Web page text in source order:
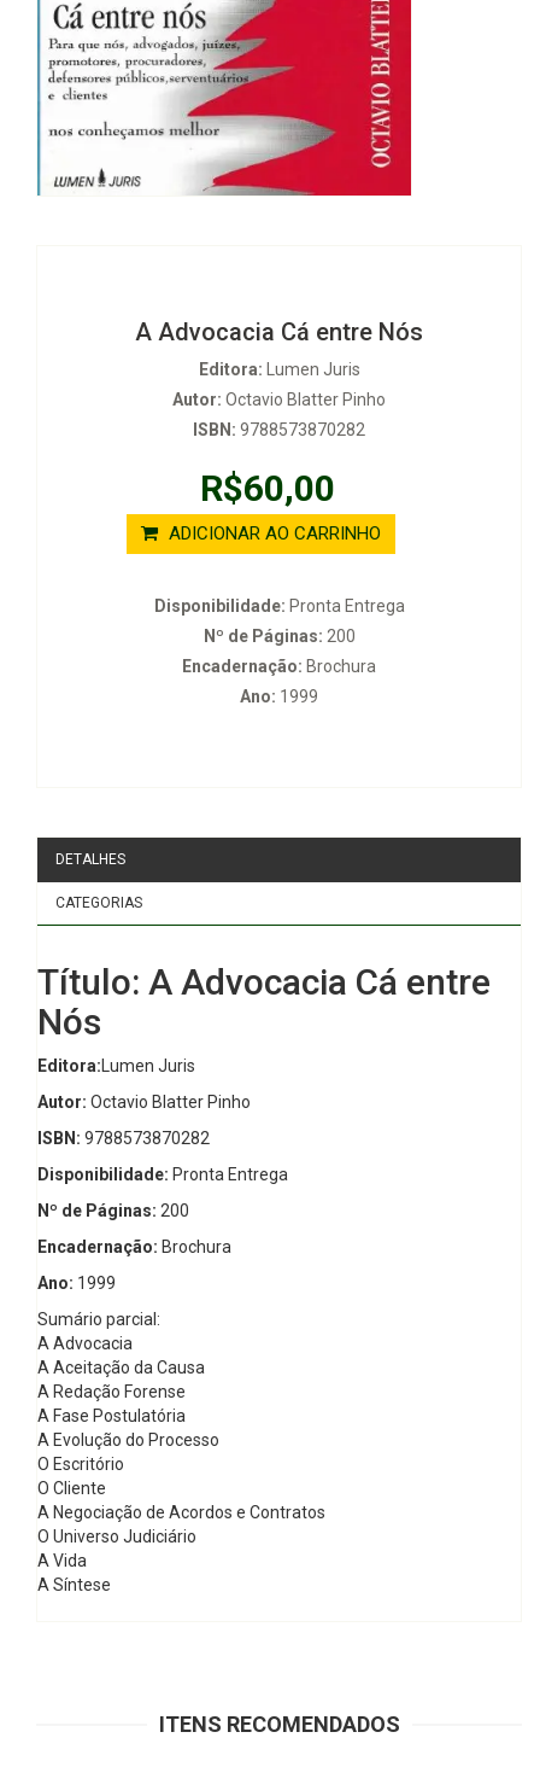
A Advocacia Cá entre Nós
Editora: Lumen Juris
Autor: Octavio Blatter Pinho
ISBN: 9788573870282
R$60,00
ADICIONAR AO CARRINHO
Disponibilidade: Pronta Entrega
Nº de Páginas: 200
Encadernação: Brochura
Ano: 1999
DETALHES
CATEGORIAS
Título: A Advocacia Cá entre
Nós
Editora:Lumen Juris
Autor: Octavio Blatter Pinho
ISBN: 9788573870282
Disponibilidade: Pronta Entrega
Nº de Páginas: 200
Encadernação: Brochura
Ano: 1999
Sumário parcial:
A Advocacia
A Aceitação da Causa
A Redação Forense
A Fase Postulatória
A Evolução do Processo
O Escritório
O Cliente
A Negociação de Acordos e Contratos
O Universo Judiciário
A Vida
A Síntese
ITENS RECOMENDADOS